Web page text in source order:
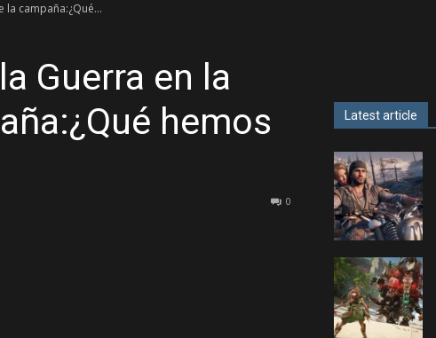
GAME
campaña:¿Qué...
Guerra en la
hemos
0
Latest article